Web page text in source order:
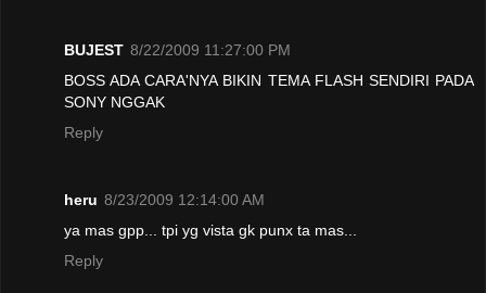
BUJEST 8/22/2009 11:27:00 PM
BOSS ADA CARA'NYA BIKIN TEMA FLASH SENDIRI PADA
SONY NGGAK
Reply
heru 8/23/2009 12:14:00 AM
ya mas gpp... tpi yg vista gk punx ta mas...
Reply